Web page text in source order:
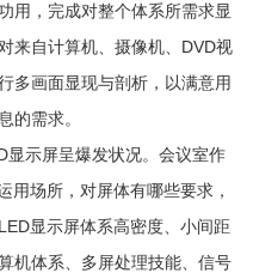
用，完成对整个体系所需求显
来自计算机、摄像机、DVD视
多画面显现与剖析，以满意用
的需求。
示屏呈爆发状况。会议室作
用场所，对屏体有哪些要求，
显示屏体系高密度、小间距
机体系、多屏处理技能、信号